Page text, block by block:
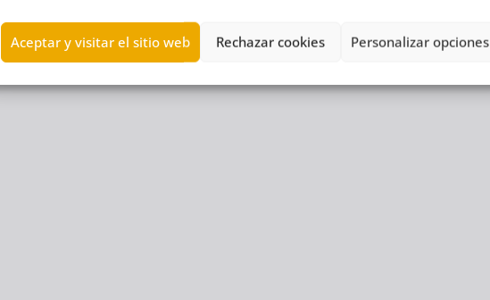
Aceptar y visitar el sitio web Rechazar cookies Personalizar opciones